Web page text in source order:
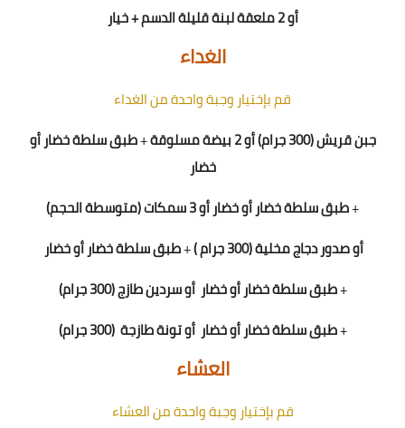
أو 2 ملعقة لبنة قليلة الدسم + خيار
الغداء
قم بإختيار وجبة واحدة من الغداء
جبن قريش (300 جرام) أو 2 بيضة مسلوقة
+طبق سلطة خضار أو
خضار
+طبق سلطة خضار أو خضارأو 3 سمكات (متوسطة الحجم)
أوصدور دجاج مخلية (300 جرام ) +طبق سلطة خضار أو خضار
+طبق سلطة خضار أو خضار أو سردين طازج (300 جرام)
+طبق سلطة خضار أو خضار أو تونة طازجة (300 جرام)
العشاء
قم بإختيار وجبة واحدة من العشاء